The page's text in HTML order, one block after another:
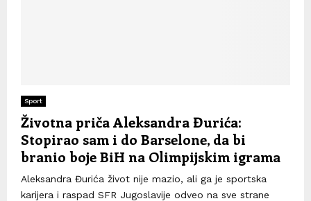
Sport
Životna priča Aleksandra Đurića:
Stopirao sam i do Barselone, da bi
branio boje BiH na Olimpijskim igrama
Aleksandra Đurića život nije mazio, ali ga je sportska
karijera i raspad SFR Jugoslavije odveo na sve strane